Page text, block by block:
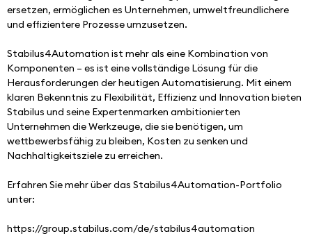
ersetzen, ermöglichen es Unternehmen, umweltfreundlichere
und effizientere Prozesse umzusetzen.
Stabilus4Automation ist mehr als eine Kombination von
Komponenten – es ist eine vollständige Lösung für die
Herausforderungen der heutigen Automatisierung. Mit einem
klaren Bekenntnis zu Flexibilität, Effizienz und Innovation bieten
Stabilus und seine Expertenmarken ambitionierten
Unternehmen die Werkzeuge, die sie benötigen, um
wettbewerbsfähig zu bleiben, Kosten zu senken und
Nachhaltigkeitsziele zu erreichen.
Erfahren Sie mehr über das Stabilus4Automation-Portfolio
unter:
https://group.stabilus.com/de/stabilus4automation